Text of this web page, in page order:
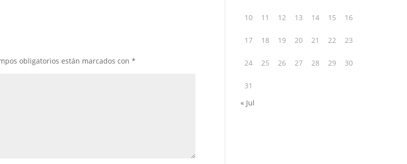
obligatorios están marcados con*
10 11 12 13 14 15 16
17 18 19 20 21 22 23
24 25 26 27 28 29 30
31
« Jul